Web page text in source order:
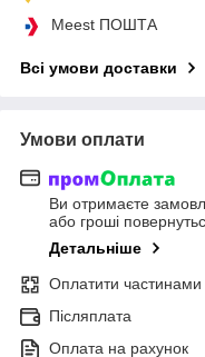
Meest ПОШТА
Всі умови доставки
Умови оплати
Ви отримаєте
або гроші
Детальніше
Оплатити частинами
Післяплата
Оплата на рахунок